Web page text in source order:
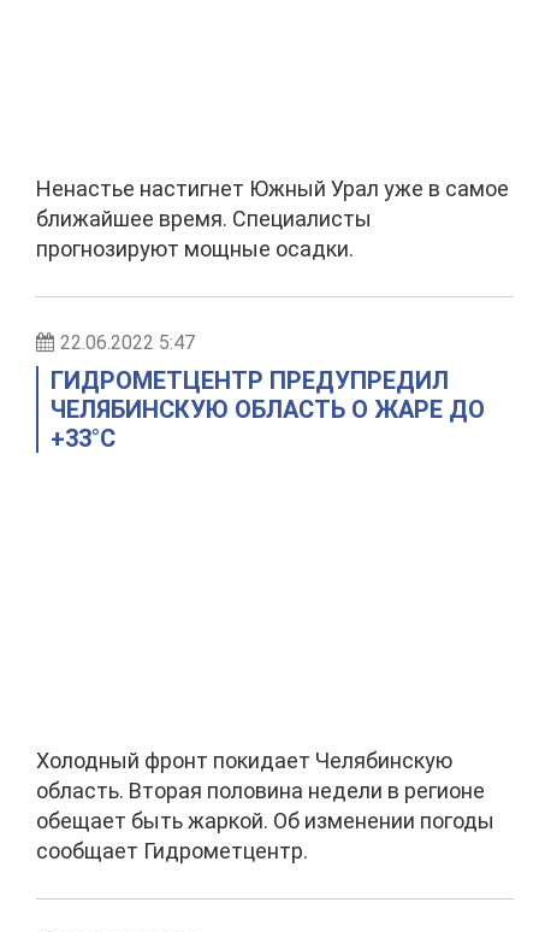
Ненастье настигнет Южный Урал уже в самое
ближайшее время. Специалисты
прогнозируют мощные осадки.
22.06.2022 5:47
ГИДРОМЕТЦЕНТР ПРЕДУПРЕДИЛ
ЧЕЛЯБИНСКУЮ ОБЛАСТЬ О ЖАРЕ ДО
+33°С
Холодный фронт покидает Челябинскую
область. Вторая половина недели в регионе
обещает быть жаркой. Об изменении погоды
сообщает Гидрометцентр.